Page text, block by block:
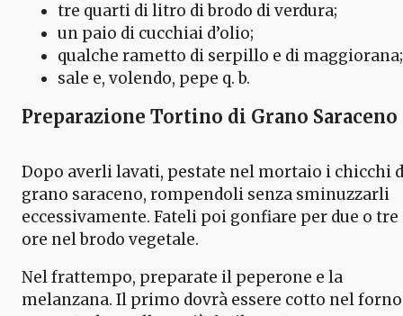
tre quarti di litro di brodo di verdura;
un paio di cucchiai d’olio;
qualche rametto di serpillo e di maggiorana;
sale e, volendo, pepe q. b.
Preparazione Tortino di Grano Saraceno
Dopo averli lavati, pestate nel mortaio i chicchi
grano saraceno, rompendoli senza sminuzzarli
eccessivamente. Fateli poi gonfiare per due o tre
ore nel brodo vegetale.
Nel frattempo, preparate il peperone e la
melanzana. Il primo dovrà essere cotto nel forno